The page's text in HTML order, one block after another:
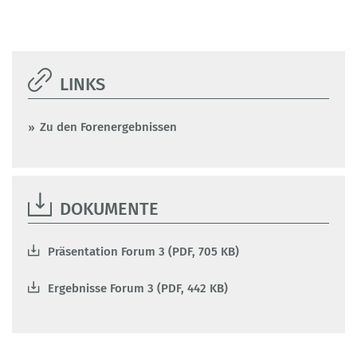
LINKS
Zu den Forenergebnissen
DOKUMENTE
Präsentation Forum 3 (PDF, 705 KB)
Ergebnisse Forum 3 (PDF, 442 KB)